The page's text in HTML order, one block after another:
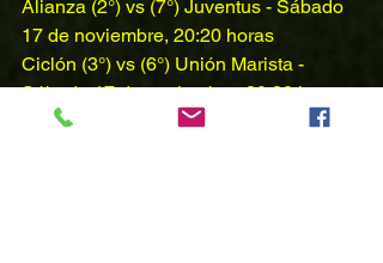
Alianza (2°) vs (7°) Juventus - Sábado
17 de noviembre, 20:20 horas
Ciclón (3°) vs (6°) Unión Marista -
Sábado 17 de noviembre, 20:20 horas
R con A (4°) vs (5°) América - Domingo